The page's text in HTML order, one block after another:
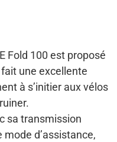
Fold 100 est proposé
une excellente
à s’initier aux vélos
sa transmission
d’assistance,